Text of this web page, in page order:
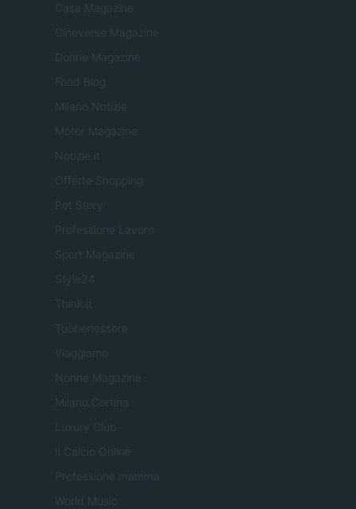
Casa Magazine
Cineverse Magazine
Donne Magazine
Food Blog
Milano Notizie
Motor Magazine
Notizie.it
Offerte Shopping
Pet Story
Professione Lavoro
Sport Magazine
Style24
Think.it
Tuobenessere
Viaggiamo
Nonne Magazine
Milano Cortina
Luxury Club
Il Calcio Online
Professione mamma
World Music